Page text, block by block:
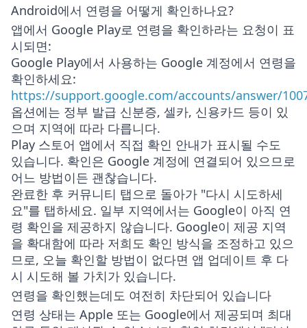
Android에서 연령을 어떻게 확인하나요?
앱에서 Google Play로 연령을 확인하라는 요청이 표
시되면:
Google Play에서 사용하는 Google 계정에서 연령을
확인하세요:
https://support.google.com/accounts/answer/
옵션에는 정부 발급 신분증, 셀카, 신용카드 등이 있
으며 지역에 따라 다릅니다.
Play 스토어 앱에서 직접 확인 안내가 표시될 수도
있습니다. 확인은 Google 계정에 연결되어 있으므로
어느 방법이든 괜찮습니다.
완료한 후 커뮤니티 탭으로 돌아가 "다시 시도하세
요"를 탭하세요. 일부 지역에서는 Google이 아직 연
령 확인을 제공하지 않습니다. Google이 제공 지역
을 확대함에 따라 저희도 확인 방식을 조정하고 있으
므로, 오늘 확인할 방법이 없다면 앱 업데이트 후 다
시 시도해 볼 가치가 있습니다.
연령을 확인했는데도 여전히 차단되어 있습니다
연령 상태는 Apple 또는 Google에서 제공되며 최대